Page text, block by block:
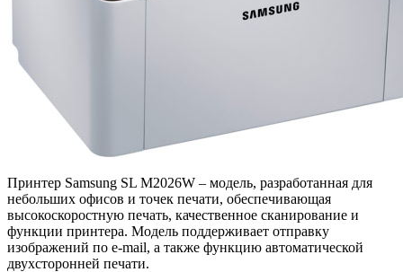
Принтер Samsung SL M2026W – модель, разработанная для
небольших офисов и точек печати, обеспечивающая
высокоскоростную печать, качественное сканирование и
функции принтера. Модель поддерживает отправку
изображений по e-mail, а также функцию автоматической
двухсторонней печати.